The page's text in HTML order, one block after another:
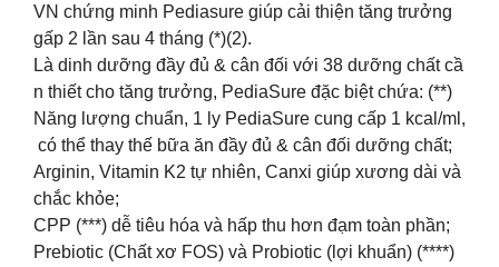
VN chứng minh Pediasure giúp cải thiện tăng trưởng
gấp 2 lần sau 4 tháng (*)(2).
Là dinh dưỡng đầy đủ & cân đối với 38 dưỡng chất cầ
n thiết cho tăng trưởng, PediaSure đặc biệt chứa: (**)
Năng lượng chuẩn, 1 ly PediaSure cung cấp 1 kcal/ml,
có thể thay thế bữa ăn đầy đủ & cân đối dưỡng chất;
Arginin, Vitamin K2 tự nhiên, Canxi giúp xương dài và
chắc khỏe;
CPP (***) dễ tiêu hóa và hấp thu hơn đạm toàn phần;
Prebiotic (Chất xơ FOS) và Probiotic (lợi khuẩn) (****)